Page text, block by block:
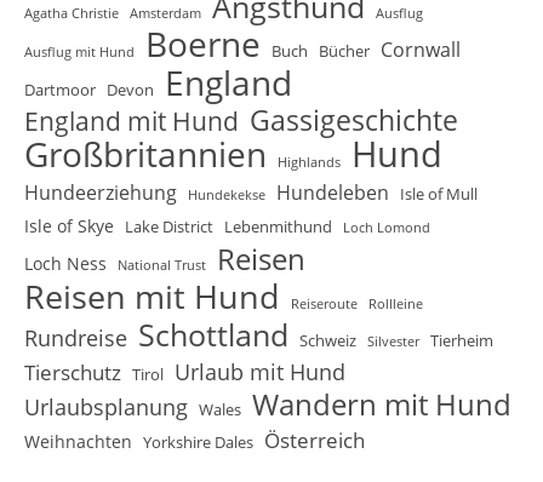
Agatha Christie Amsterdam Ausflug
Ausflug mit Hund Boerne Buch Bücher Cornwall
Dartmoor Devon England
England mit Hund Gassigeschichte
Großbritannien Highlands Hund
Hundeerziehung Hundekekse Hundeleben Isle of Mull
Isle of Skye Lake District Lebenmithund Loch Lomond
Loch Ness National Trust Reisen
Reisen mit Hund Reiseroute Rollleine
Rundreise Schottland Schweiz Silvester Tierheim
Tierschutz Tirol Urlaub mit Hund
Urlaubsplanung Wales Wandern mit Hund
Weihnachten Yorkshire Dales Österreich